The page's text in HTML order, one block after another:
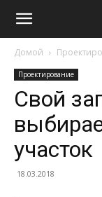
Домой
Проектирование
Свой
участок
18.03.2018